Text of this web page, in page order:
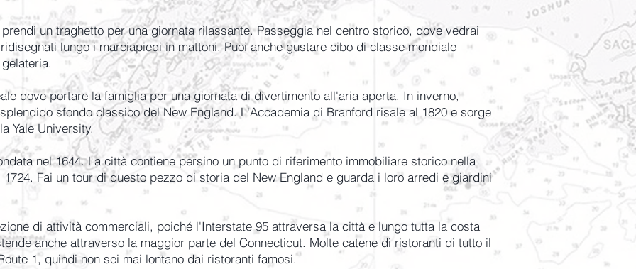
un traghetto per una giornata rilassante. Passeggia nel centro storico, dove vedrai
lungo i marciapiedi in mattoni. Puoi anche gustare cibo di classe mondiale
dove portare la famiglia per una giornata di divertimento all'aria aperta. In inverno,
sfondo classico del New England. L'Accademia di Branford risale al 1820 e sorge
Yale University.
nel 1644. La città contiene persino un punto di riferimento immobiliare storico nella
Fai un tour di questo pezzo di storia del New England e guarda i loro arredi e giardini
di attività commerciali, poiché l'Interstate 95 attraversa la città e lungo tutta la costa
anche attraverso la maggior parte del Connecticut. Molte catene di ristoranti di tutto il
1, quindi non sei mai lontano dai ristoranti famosi.